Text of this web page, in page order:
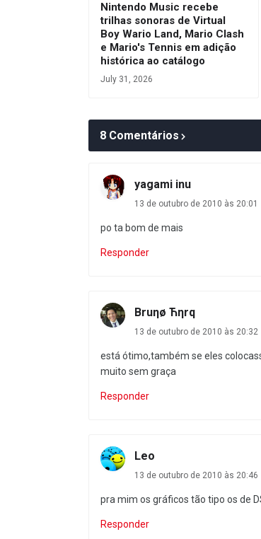
Nintendo Music recebe
trilhas sonoras de Virtual
Boy Wario Land, Mario Clash
e Mario's Tennis em adição
histórica ao catálogo
July 31, 2026
8 Comentários
yagami inu
13 de outubro de 2010 às 20:01
po ta bom de mais
Responder
Bruηø Ћηrq
13 de outubro de 2010 às 20:32
está ótimo,também se eles
muito sem graça
Responder
Leo
13 de outubro de 2010 às 20:46
pra mim os gráficos tão tipo os de
Responder